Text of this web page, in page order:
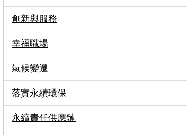
創新與服務
幸福職場
氣候變遷
落實永續環保
永續責任供應鏈